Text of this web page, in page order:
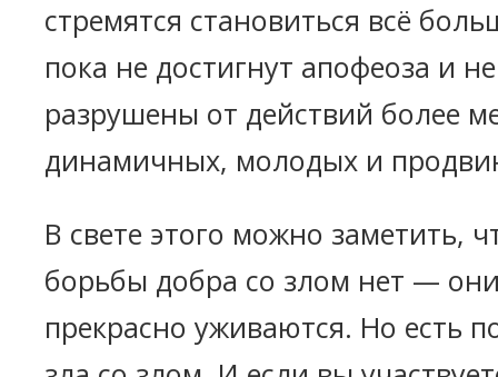
стремятся становиться всё
пока не достигнут апофеоза и
разрушены от действий более
динамичных, молодых и
В свете этого можно заметить,
борьбы добра со злом нет —
прекрасно уживаются. Но есть